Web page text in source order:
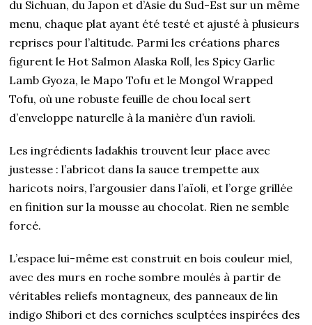
du Sichuan, du Japon et d’Asie du Sud-Est sur un même
menu, chaque plat ayant été testé et ajusté à plusieurs
reprises pour l’altitude. Parmi les créations phares
figurent le Hot Salmon Alaska Roll, les Spicy Garlic
Lamb Gyoza, le Mapo Tofu et le Mongol Wrapped
Tofu, où une robuste feuille de chou local sert
d’enveloppe naturelle à la manière d’un ravioli.
Les ingrédients ladakhis trouvent leur place avec
justesse : l’abricot dans la sauce trempette aux
haricots noirs, l’argousier dans l’aïoli, et l’orge grillée
en finition sur la mousse au chocolat. Rien ne semble
forcé.
L’espace lui-même est construit en bois couleur miel,
avec des murs en roche sombre moulés à partir de
véritables reliefs montagneux, des panneaux de lin
indigo Shibori et des corniches sculptées inspirées des